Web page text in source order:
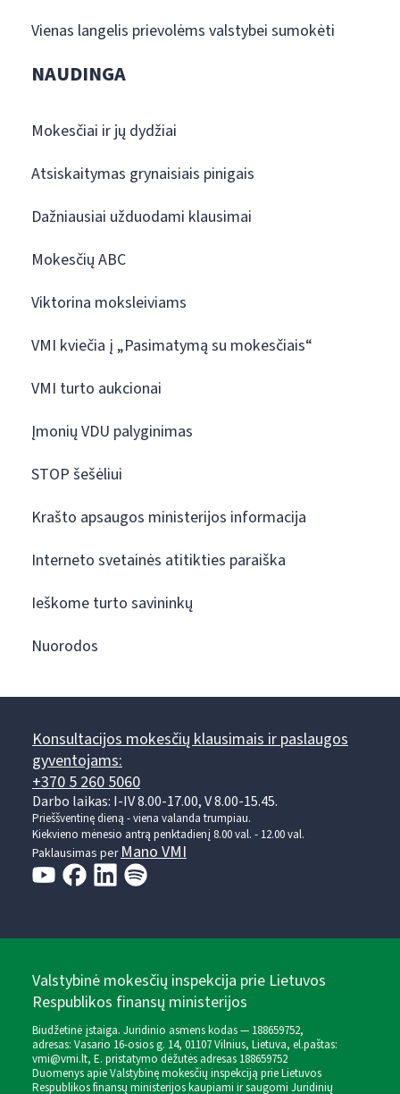
Vienas langelis prievolėms valstybei sumokėti
NAUDINGA
Mokesčiai ir jų dydžiai
Atsiskaitymas grynaisiais pinigais
Dažniausiai užduodami klausimai
Mokesčių ABC
Viktorina moksleiviams
VMI kviečia į „Pasimatymą su mokesčiais“
VMI turto aukcionai
Įmonių VDU palyginimas
STOP šešėliui
Krašto apsaugos ministerijos informacija
Interneto svetainės atitikties paraiška
Ieškome turto savininkų
Nuorodos
Konsultacijos mokesčių klausimais ir paslaugos
gyventojams:
+370 5 260 5060
Darbo laikas: I-IV 8.00-17.00, V 8.00-15.45.
Prieššventinę dieną - viena valanda trumpiau.
Kiekvieno mėnesio antrą penktadienį 8.00 val. - 12.00 val.
Paklausimas perMano VMI
Valstybinė mokesčių inspekcija prie Lietuvos
Respublikos finansų ministerijos
Biudžetinė įstaiga. Juridinio asmens kodas — 188659752,
adresas: Vasario 16-osios g. 14, 01107 Vilnius, Lietuva, el.paštas:
vmi@vmi.lt, E. pristatymo dėžutės adresas 188659752
Duomenys apie Valstybinę mokesčių inspekciją prie Lietuvos
Respublikos finansų ministerijos kaupiami ir saugomi Juridinių